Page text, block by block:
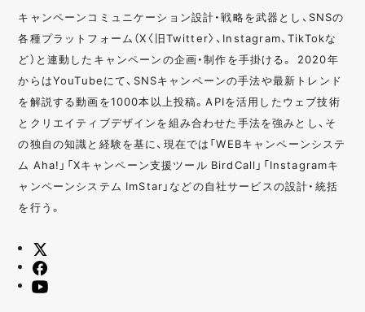
キャンペーンコミュニケーション設計・戦略を武器とし、SNSの
各種プラットフォーム（X〈旧Twitter〉、Instagram、TikTokな
ど）と連動したキャンペーンの企画・制作を手掛ける。 2020年
からはYouTubeにて、SNSキャンペーンの手法や最新トレンド
を解説する動画を1000本以上投稿。APIを活用したウェブ技術
とクリエイティブデザインを組み合わせた手法を強みとし、そ
の独自の知識と経験を基に、現在では「WEBキャンペーンシステ
ム Aha!」「Xキャンペーン支援ツール BirdCall」「Instagramキ
ャンペーンシステム ImStar」などの自社サービスの設計・統括
を行う。